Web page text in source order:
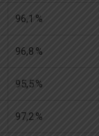
96,1 %
96,8 %
95,5 %
97,2 %